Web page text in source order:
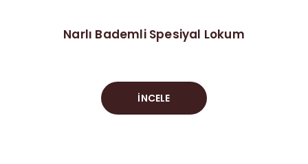
Narlı Bademli Spesiyal Lokum
İNCELE